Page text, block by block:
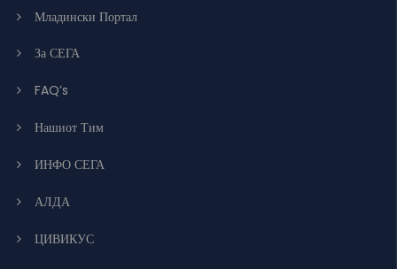
Младински Портал
За СЕГА
FAQ’s
Нашиот Тим
ИНФО СЕГА
АЛДА
ЦИВИКУС